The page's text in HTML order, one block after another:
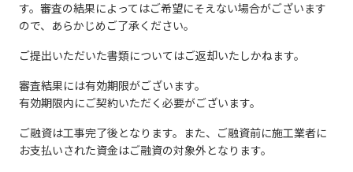
す。審査の結果によってはご希望にそえない場合がございます
ので、あらかじめご了承ください。
ご提出いただいた書類についてはご返却いたしかねます。
審査結果には有効期限がございます。
有効期限内にご契約いただく必要がございます。
ご融資は工事完了後となります。また、ご融資前に施工業者に
お支払いされた資金はご融資の対象外となります。